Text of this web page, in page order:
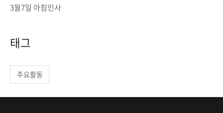
3월7일 아침인사
태그
주요활동